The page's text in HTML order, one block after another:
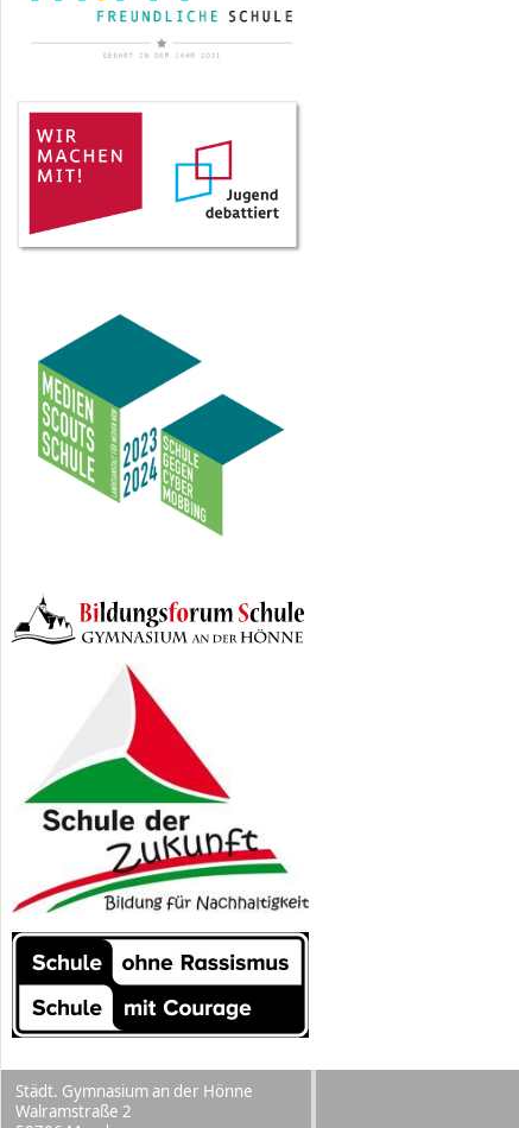
Städt. Gymnasium an der Hönne
Walramstraße 2